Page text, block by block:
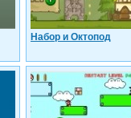
Набор и Октопод